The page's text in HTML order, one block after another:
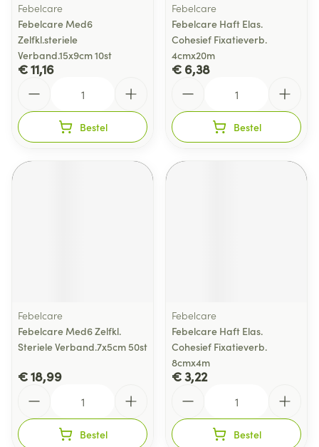
Febelcare
Febelcare Med6
Zelfkl.steriele
Verband.15x9cm 10st
€ 11,16
Bestel
Febelcare
Febelcare Haft Elas.
Cohesief Fixatieverb.
4cmx20m
€ 6,38
Bestel
Febelcare
Febelcare Med6 Zelfkl.
Steriele Verband.7x5cm 50st
€ 18,99
Bestel
Febelcare
Febelcare Haft Elas.
Cohesief Fixatieverb.
8cmx4m
€ 3,22
Bestel